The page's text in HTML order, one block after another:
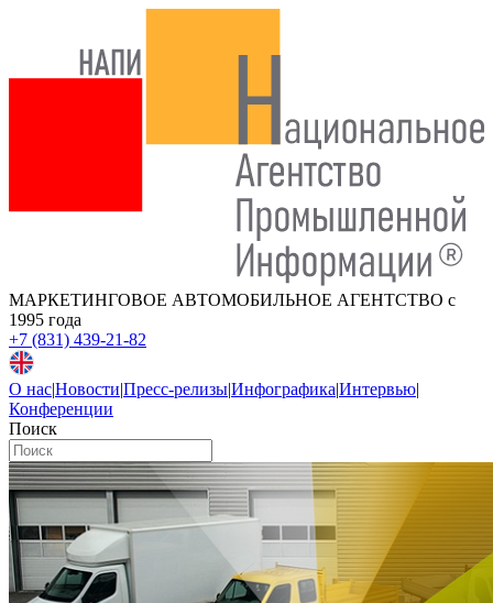
МАРКЕТИНГОВОЕ АВТОМОБИЛЬНОЕ АГЕНТСТВО с
1995 года
+7 (831) 439-21-82
О нас|Новости|Пресс-релизы|Инфографика|Интервью|
Конференции
Поиск